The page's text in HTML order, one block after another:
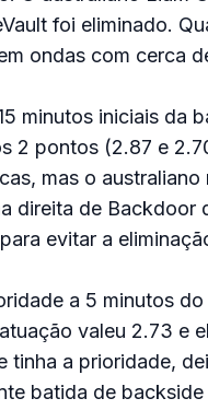
foi eliminado.
ondas com cerca
minutos iniciais da
2 pontos (2.87 e
mas o
direita de Backdoor
evitar a
a 5 minutos
valeu 2.73 e
tinha a prioridade,
batida de